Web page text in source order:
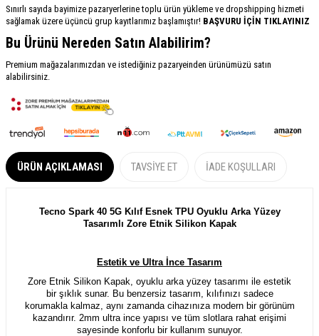
Sınırlı sayıda bayimize pazaryerlerine toplu ürün yükleme ve dropshipping hizmeti
sağlamak üzere üçüncü grup kayıtlarımız başlamıştır! BAŞVURU İÇİN TIKLAYINIZ
Bu Ürünü Nereden Satın Alabilirim?
Premium mağazalarımızdan ve istediğiniz pazaryeinden ürünümüzü satın
alabilirsiniz.
ÜRÜN AÇIKLAMASI TAVSIYE ET İADE KOŞULLARI
Tecno Spark 40 5G Kılıf Esnek TPU Oyuklu Arka Yüzey
Tasarımlı Zore Etnik Silikon Kapak
Estetik ve Ultra İnce Tasarım
Zore Etnik Silikon Kapak, oyuklu arka yüzey tasarımı ile estetik
bir şıklık sunar. Bu benzersiz tasarım, kılıfınızı sadece
korumakla kalmaz, aynı zamanda cihazınıza modern bir görünüm
kazandırır. 2mm ultra ince yapısı ve tüm slotlara rahat erişimi
sayesinde konforlu bir kullanım sunuyor.